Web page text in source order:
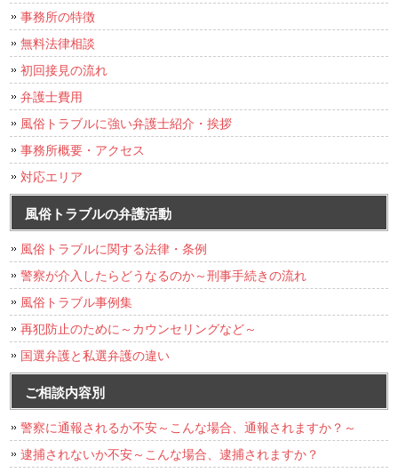
事務所の特徴
無料法律相談
初回接見の流れ
弁護士費用
風俗トラブルに強い弁護士紹介・挨拶
事務所概要・アクセス
対応エリア
風俗トラブルの弁護活動
風俗トラブルに関する法律・条例
警察が介入したらどうなるのか～刑事手続きの流れ
風俗トラブル事例集
再犯防止のために～カウンセリングなど～
国選弁護と私選弁護の違い
ご相談内容別
警察に通報されるか不安～こんな場合、通報されますか？～
逮捕されないか不安～こんな場合、逮捕されますか？